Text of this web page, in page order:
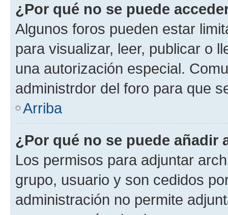
¿Por qué no se puede
Algunos foros pueden estar
para visualizar, leer, publicar o
una autorización especial.
administrdor del foro para que
Arriba
¿Por qué no se puede añadir
Los permisos para adjuntar
grupo, usuario y son cedidos
administración no permite